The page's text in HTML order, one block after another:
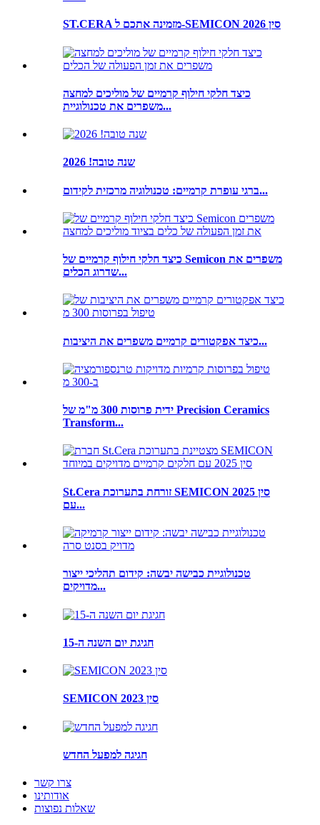
ST.CERA מזמינה אתכם ל-SEMICON סין 2026
כיצד חלקי חילוף קרמיים של מוליכים למחצה
משפרים את טכנולוגיית...
שנה טובה! 2026
ברגי עופרת קרמיים: טכנולוגיה מרכזית לקידום...
כיצד חלקי חילוף קרמיים של Semicon משפרים את
שדרוג הכלים...
כיצד אפקטורים קרמיים משפרים את היציבות...
ידית פרוסות 300 מ"מ של Precision Ceramics
Transform...
St.Cera זורחת בתערוכת SEMICON סין 2025
עם...
טכנולוגיית כבישה יבשה: קידום תהליכי ייצור
מדויקים...
חגיגת יום השנה ה-15
SEMICON סין 2023
חגיגה למפעל החדש
צרו קשר
אודותינו
שאלות נפוצות